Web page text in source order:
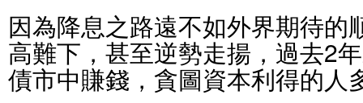
因為降息之路遠不如外界期待的
高難下，甚至逆勢走揚，過去2
債市中賺錢，貪圖資本利得的人